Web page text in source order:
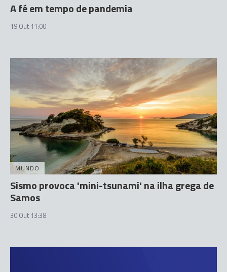
A fé em tempo de pandemia
19 Out 11:00
MUNDO
Sismo provoca 'mini-tsunami' na ilha grega de
Samos
30 Out 13:38